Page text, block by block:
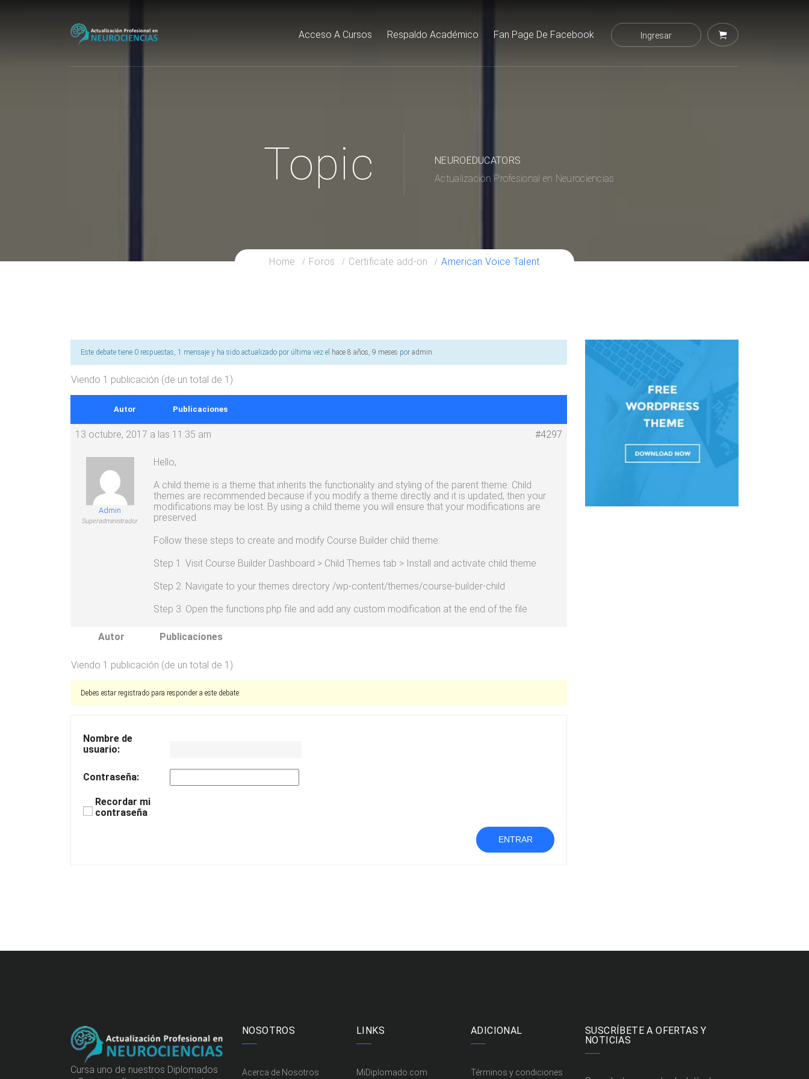
Acceso A Cursos Respaldo Académico Fan Page De Facebook Ingresar
Topic
NEUROEDUCATORS
Actualización Profesional en Neurociencias
Home Foros Certificate add-on American Voice Talent
Este debate tiene 0 respuestas, 1 mensaje y ha sido actualizado por última vez el hace 8 años, 9 meses por admin.
Viendo 1 publicación (de un total de 1)
Autor Publicaciones
13 octubre, 2017 a las 11:35 am #4297
Admin
Superadministrador
Hello,
A child theme is a theme that inherits the functionality and styling of the parent theme. Child
themes are recommended because if you modify a theme directly and it is updated, then your
modifications may be lost. By using a child theme you will ensure that your modifications are
preserved.
Follow these steps to create and modify Course Builder child theme:
Step 1. Visit Course Builder Dashboard > Child Themes tab > Install and activate child theme
Step 2. Navigate to your themes directory /wp-content/themes/course-builder-child
Step 3. Open the functions.php file and add any custom modification at the end of the file
Autor Publicaciones
Viendo 1 publicación (de un total de 1)
Debes estar registrado para responder a este debate.
Nombre de
usuario:
Contraseña:
Recordar mi
contraseña
ENTRAR
Cursa uno de nuestros Diplomados
NOSOTROS
Acerca de Nosotros
LINKS
MiDiplomado.com
ADICIONAL
Términos y condiciones
SUSCRÍBETE A OFERTAS Y
NOTICIAS